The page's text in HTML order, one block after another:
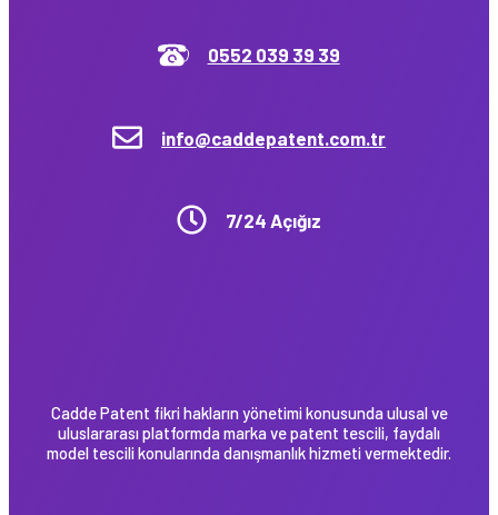
0552 039 39 39
info@caddepatent.com.tr
7/24 Açığız
Cadde Patent fikri hakların yönetimi konusunda ulusal ve
uluslararası platformda marka ve patent tescili, faydalı
model tescili konularında danışmanlık hizmeti vermektedir.